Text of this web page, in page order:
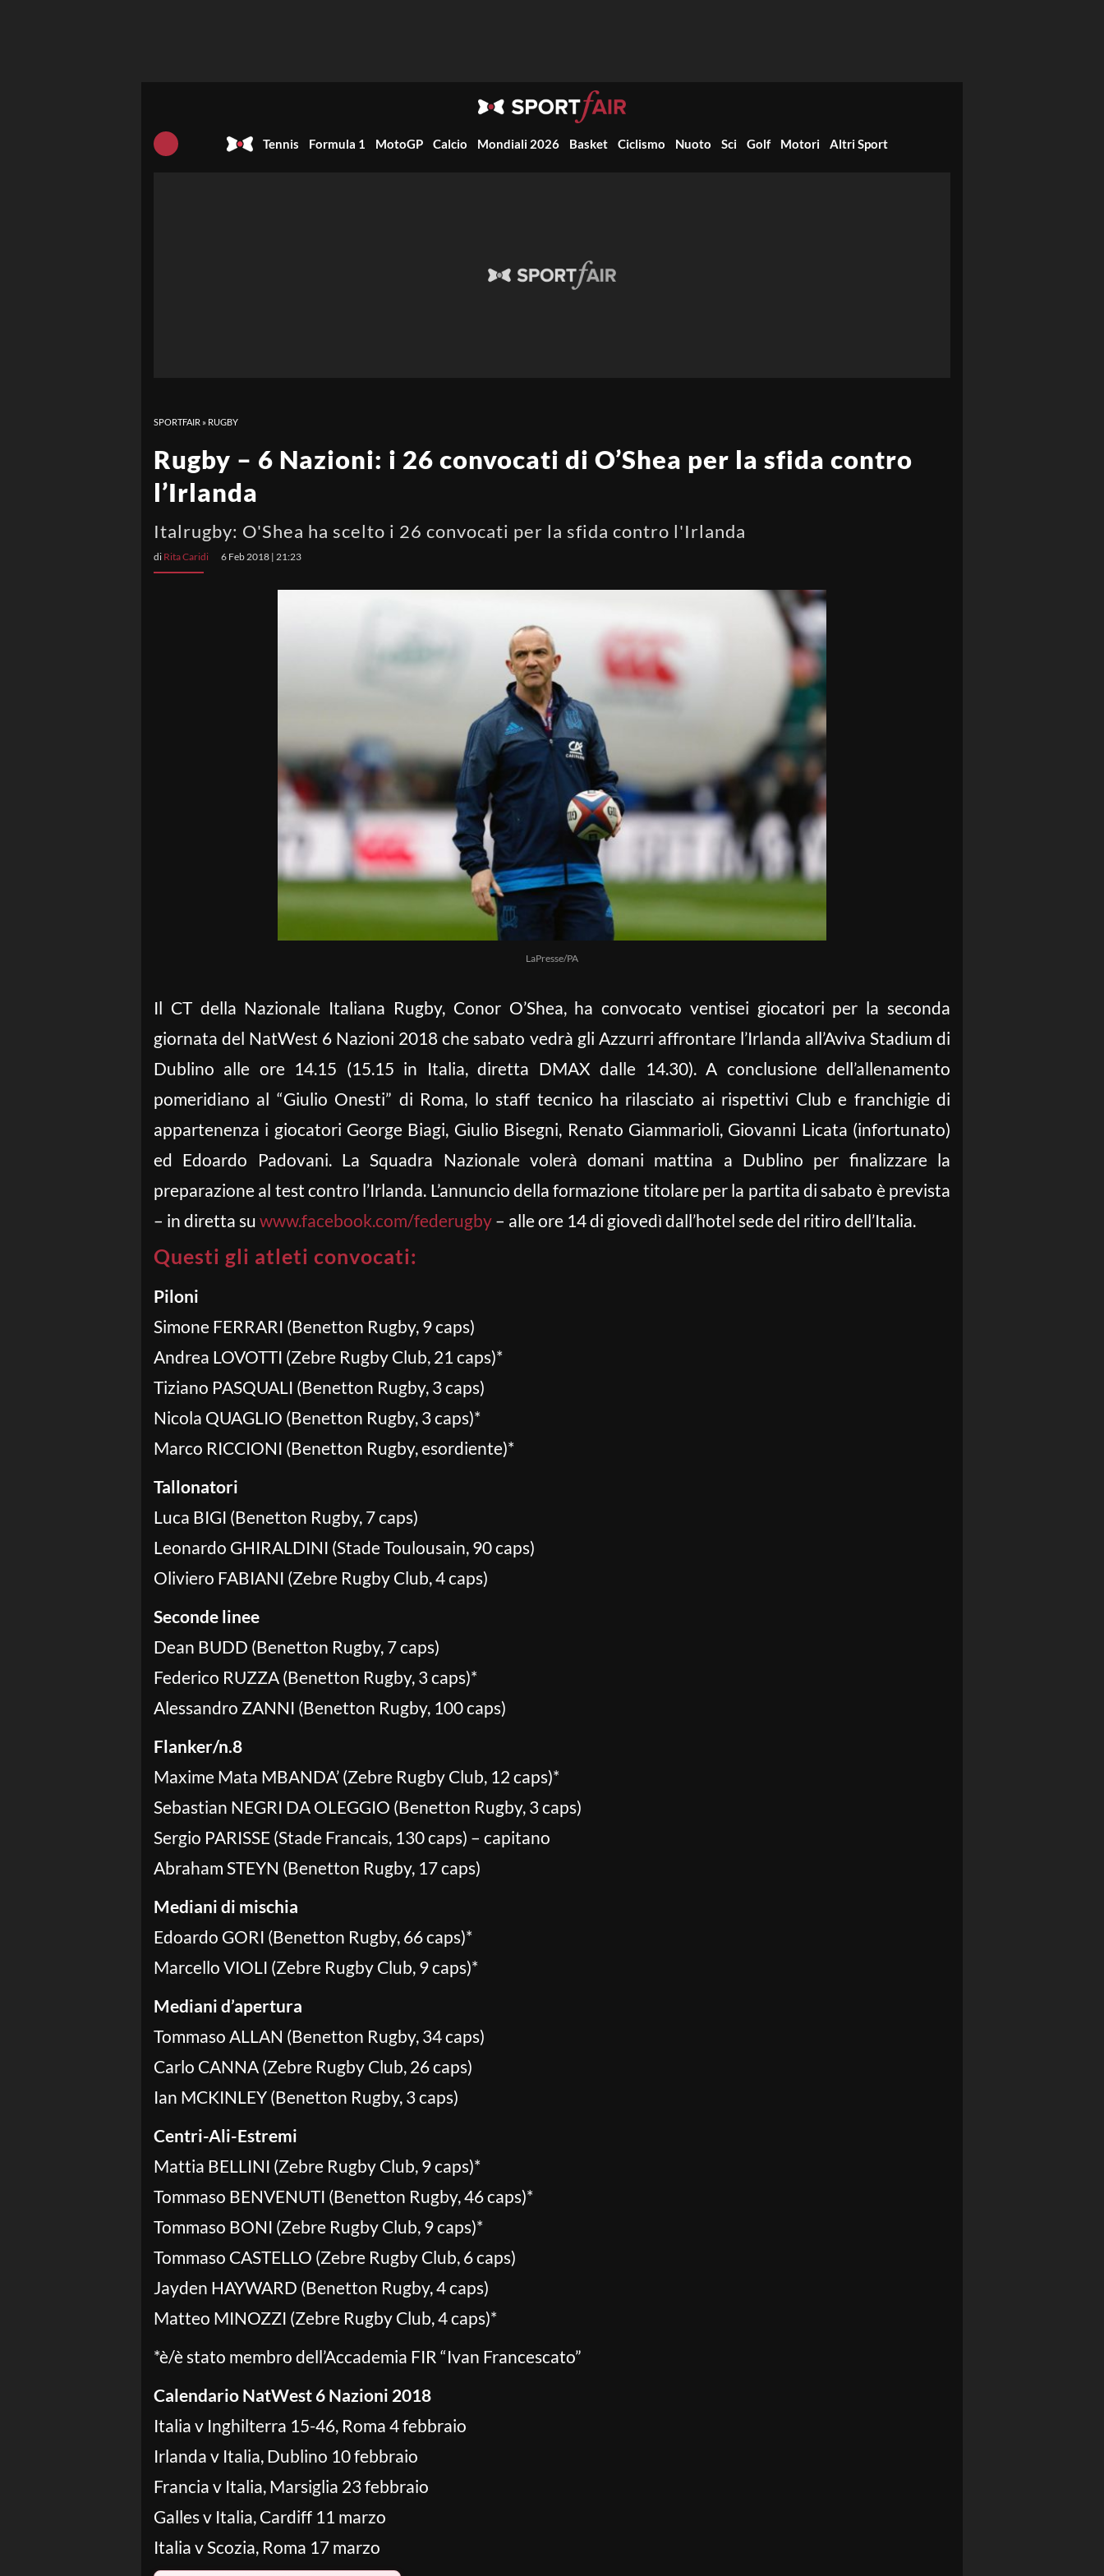
Tennis Formula 1 MotoGP Calcio Mondiali 2026 Basket Ciclismo Nuoto Sci Golf Motori Altri Sport
SPORTFAIR » RUGBY
Rugby – 6 Nazioni: i 26 convocati di O’Shea per la sfida contro
l’Irlanda
Italrugby: O'Shea ha scelto i 26 convocati per la sfida contro l'Irlanda
di Rita Caridi 6 Feb 2018 | 21:23
LaPresse/PA
Il CT della Nazionale Italiana Rugby, Conor O’Shea, ha convocato ventisei giocatori per la seconda
giornata del NatWest 6 Nazioni 2018 che sabato vedrà gli Azzurri affrontare l’Irlanda all’Aviva Stadium di
Dublino alle ore 14.15 (15.15 in Italia, diretta DMAX dalle 14.30). A conclusione dell’allenamento
pomeridiano al “Giulio Onesti” di Roma, lo staff tecnico ha rilasciato ai rispettivi Club e franchigie di
appartenenza i giocatori George Biagi, Giulio Bisegni, Renato Giammarioli, Giovanni Licata (infortunato)
ed Edoardo Padovani. La Squadra Nazionale volerà domani mattina a Dublino per finalizzare la
preparazione al test contro l’Irlanda. L’annuncio della formazione titolare per la partita di sabato è prevista
– in diretta su www.facebook.com/federugby – alle ore 14 di giovedì dall’hotel sede del ritiro dell’Italia.
Questi gli atleti convocati:
Piloni
Simone FERRARI (Benetton Rugby, 9 caps)
Andrea LOVOTTI (Zebre Rugby Club, 21 caps)*
Tiziano PASQUALI (Benetton Rugby, 3 caps)
Nicola QUAGLIO (Benetton Rugby, 3 caps)*
Marco RICCIONI (Benetton Rugby, esordiente)*
Tallonatori
Luca BIGI (Benetton Rugby, 7 caps)
Leonardo GHIRALDINI (Stade Toulousain, 90 caps)
Oliviero FABIANI (Zebre Rugby Club, 4 caps)
Seconde linee
Dean BUDD (Benetton Rugby, 7 caps)
Federico RUZZA (Benetton Rugby, 3 caps)*
Alessandro ZANNI (Benetton Rugby, 100 caps)
Flanker/n.8
Maxime Mata MBANDA’ (Zebre Rugby Club, 12 caps)*
Sebastian NEGRI DA OLEGGIO (Benetton Rugby, 3 caps)
Sergio PARISSE (Stade Francais, 130 caps) – capitano
Abraham STEYN (Benetton Rugby, 17 caps)
Mediani di mischia
Edoardo GORI (Benetton Rugby, 66 caps)*
Marcello VIOLI (Zebre Rugby Club, 9 caps)*
Mediani d’apertura
Tommaso ALLAN (Benetton Rugby, 34 caps)
Carlo CANNA (Zebre Rugby Club, 26 caps)
Ian MCKINLEY (Benetton Rugby, 3 caps)
Centri-Ali-Estremi
Mattia BELLINI (Zebre Rugby Club, 9 caps)*
Tommaso BENVENUTI (Benetton Rugby, 46 caps)*
Tommaso BONI (Zebre Rugby Club, 9 caps)*
Tommaso CASTELLO (Zebre Rugby Club, 6 caps)
Jayden HAYWARD (Benetton Rugby, 4 caps)
Matteo MINOZZI (Zebre Rugby Club, 4 caps)*
*è/è stato membro dell’Accademia FIR “Ivan Francescato”
Calendario NatWest 6 Nazioni 2018
Italia v Inghilterra 15-46, Roma 4 febbraio
Irlanda v Italia, Dublino 10 febbraio
Francia v Italia, Marsiglia 23 febbraio
Galles v Italia, Cardiff 11 marzo
Italia v Scozia, Roma 17 marzo